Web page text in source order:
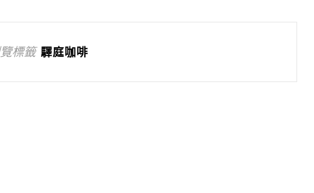
標籤 驛庭咖啡